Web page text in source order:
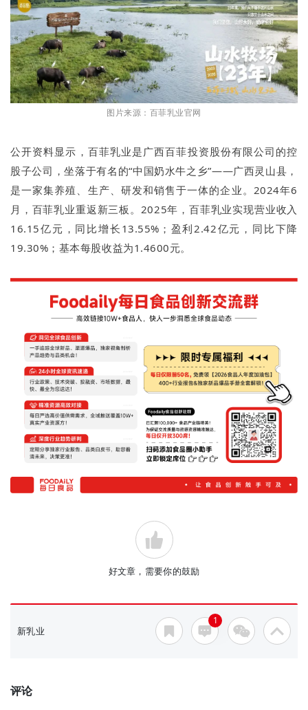
图片来源：百菲乳业官网
公开资料显示，百菲乳业是广西百菲投资股份有限公司的控
股子公司，坐落于有名的“中国奶水牛之乡”——广西灵山县，
是一家集养殖、生产、研发和销售于一体的企业。2024年6
月，百菲乳业重返新三板。2025年，百菲乳业实现营业收入
16.15亿元，同比增长13.55%；盈利2.42亿元，同比下降
19.30%；基本每股收益为1.4600元。
好文章，需要你的鼓励
新乳业
1
评论